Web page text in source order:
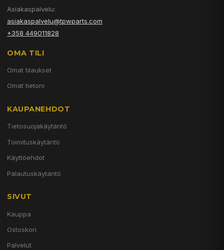
Asiakaspalvelu:
asiakaspalvelu@tpwparts.com
+358 449011828
OMA TILI
Omat tilaukset
Omat tietoni
KAUPANEHDOT
Tietosuojakäytäntö
Toimituskäytäntö
Käyttöehdot
Palautuskäytäntö
SIVUT
Kauppa
Ostoskori
Palvelut